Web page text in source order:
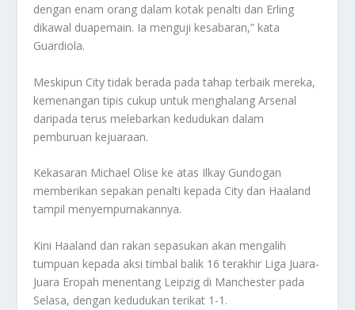
dengan enam orang dalam kotak penalti dan Erling
dikawal duapemain. Ia menguji kesabaran,” kata
Guardiola.
Meskipun City tidak berada pada tahap terbaik mereka,
kemenangan tipis cukup untuk menghalang Arsenal
daripada terus melebarkan kedudukan dalam
pemburuan kejuaraan.
Kekasaran Michael Olise ke atas Ilkay Gundogan
memberikan sepakan penalti kepada City dan Haaland
tampil menyempurnakannya.
Kini Haaland dan rakan sepasukan akan mengalih
tumpuan kepada aksi timbal balik 16 terakhir Liga Juara-
Juara Eropah menentang Leipzig di Manchester pada
Selasa, dengan kedudukan terikat 1-1.